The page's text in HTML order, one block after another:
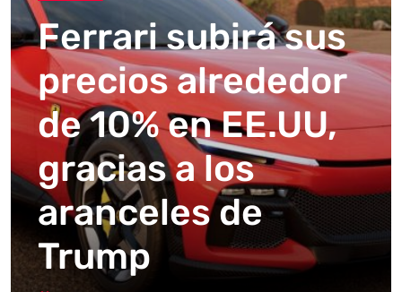
Ferrari subirá sus
precios alrededor
de 10% en EE.UU,
gracias a los
aranceles de
Trump